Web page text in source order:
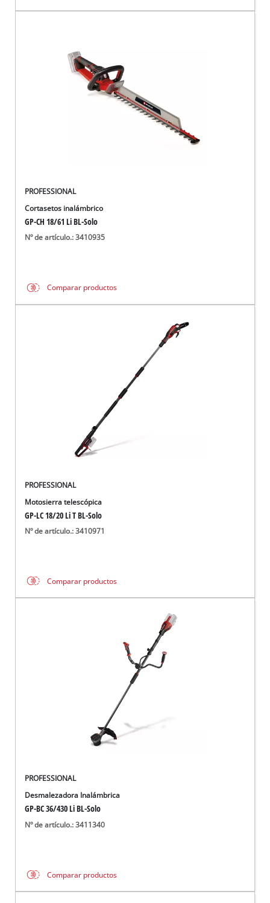
PROFESSIONAL
Cortasetos inalámbrico
GP-CH 18/61 Li BL-Solo
Nº de artículo.: 3410935
Comparar productos
PROFESSIONAL
Motosierra telescópica
GP-LC 18/20 Li T BL-Solo
Nº de artículo.: 3410971
Comparar productos
PROFESSIONAL
Desmalezadora Inalámbrica
GP-BC 36/430 Li BL-Solo
Nº de artículo.: 3411340
Comparar productos